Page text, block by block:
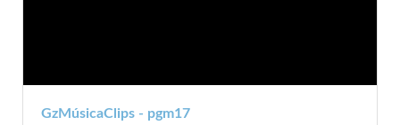
GzMúsicaClips - pgm17